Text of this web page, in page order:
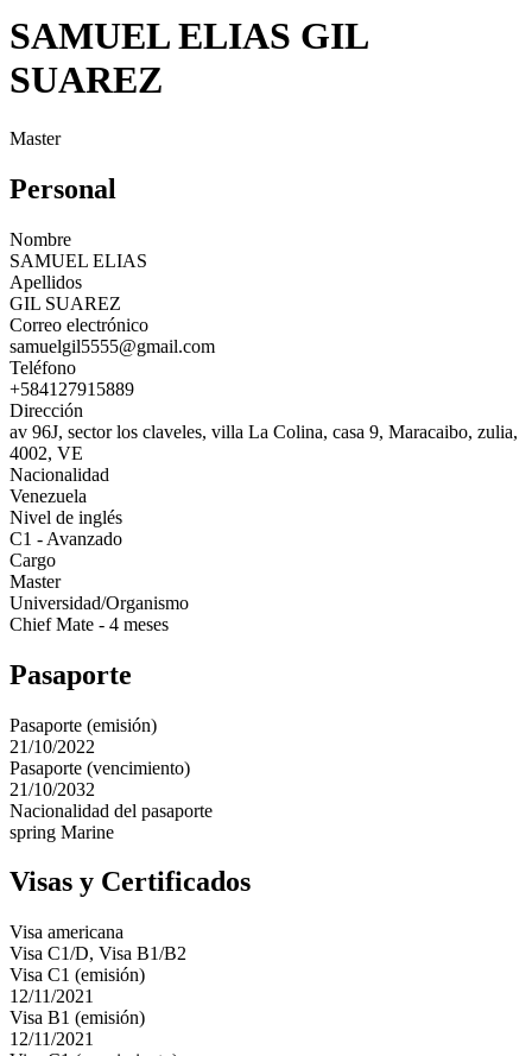
SAMUEL ELIAS GIL
SUAREZ
Master
Personal
Nombre
SAMUEL ELIAS
Apellidos
GIL SUAREZ
Correo electrónico
samuelgil5555@gmail.com
Teléfono
+584127915889
Dirección
av 96J, sector los claveles, villa La Colina, casa 9, Maracaibo, zulia,
4002, VE
Nacionalidad
Venezuela
Nivel de inglés
C1 - Avanzado
Cargo
Master
Universidad/Organismo
Chief Mate - 4 meses
Pasaporte
Pasaporte (emisión)
21/10/2022
Pasaporte (vencimiento)
21/10/2032
Nacionalidad del pasaporte
spring Marine
Visas y Certificados
Visa americana
Visa C1/D, Visa B1/B2
Visa C1 (emisión)
12/11/2021
Visa B1 (emisión)
12/11/2021